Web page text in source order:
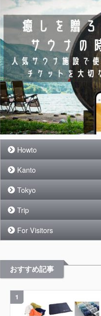
Howto
Kanto
Tokyo
Trip
For Visitors
おすすめ記事
1